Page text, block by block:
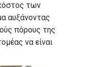
των
αυξάνοντας
πόρους της
να είναι